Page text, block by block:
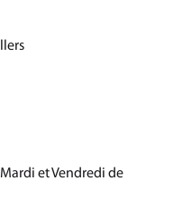
et Vendredi de